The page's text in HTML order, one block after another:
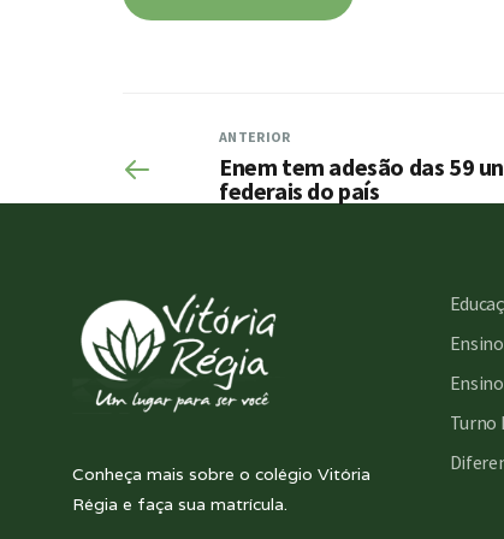
ANTERIOR
Enem tem adesão das 59
federais do país
Conheça mais sobre o colégio Vitória
Régia e faça sua matrícula.
Turno